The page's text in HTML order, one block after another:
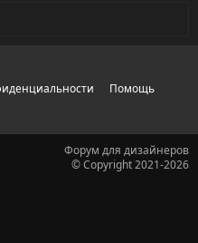
Помощь
Форум для дизайнеров
© Copyright 2021-2026